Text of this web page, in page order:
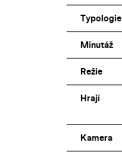
Typologie
Minutáž
Režie
Hrají
Kamera